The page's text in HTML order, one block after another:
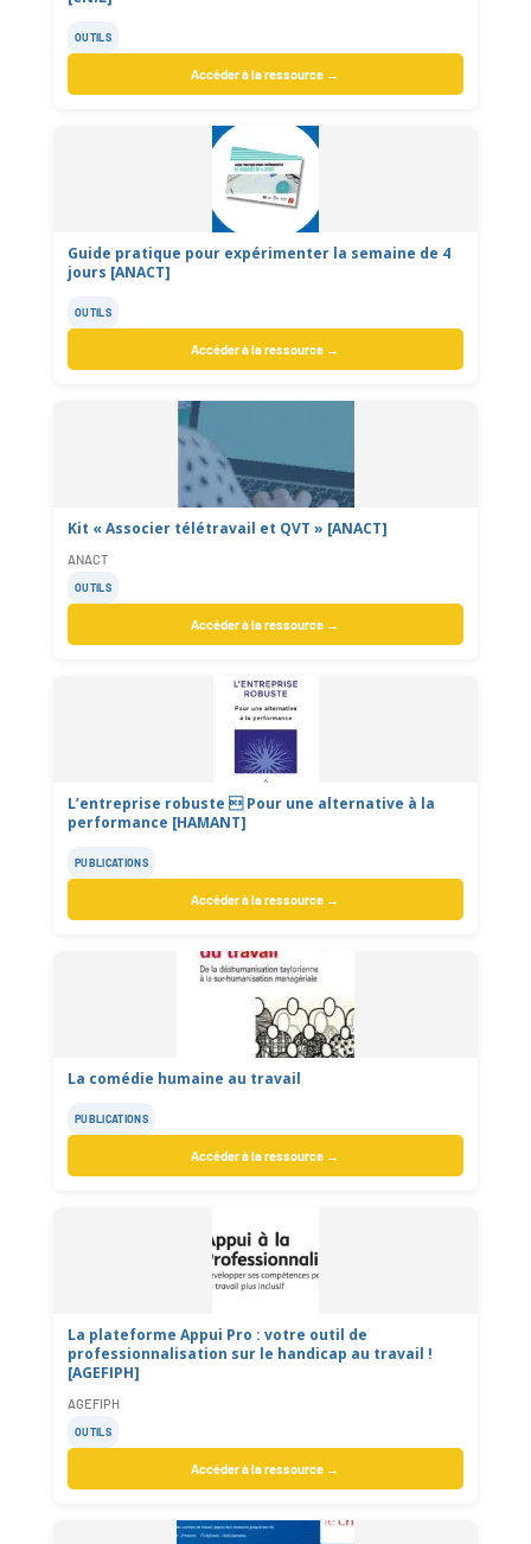
OUTILS
Accéder à la ressource →
Guide pratique pour expérimenter la semaine de 4
jours [ANACT]
OUTILS
Accéder à la ressource →
Kit « Associer télétravail et QVT » [ANACT]
ANACT
OUTILS
Accéder à la ressource →
L’entreprise robuste  Pour une alternative à la
performance [HAMANT]
PUBLICATIONS
Accéder à la ressource →
La comédie humaine au travail
PUBLICATIONS
Accéder à la ressource →
La plateforme Appui Pro : votre outil de
professionnalisation sur le handicap au travail !
[AGEFIPH]
AGEFIPH
OUTILS
Accéder à la ressource →